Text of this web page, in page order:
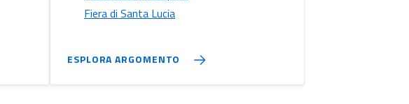
Fiera di Santa Lucia
ESPLORA ARGOMENTO